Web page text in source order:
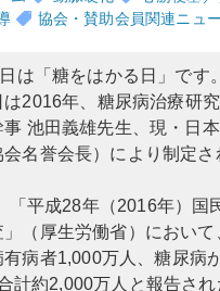
協会・賛助会員関連ニュ
は「糖をはかる日」です。
2016年、糖尿病治療研
事 池田義雄先生、現・日
名誉会長）により制定さ
平成28年（2016年）国
」（厚生労働省）において
病者1,000万人、糖尿病
計約2,000万人と報告さ